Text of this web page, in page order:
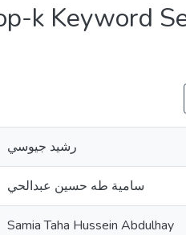
k Keyword
رشيد جيوسي
سامية طه حسين عبدالحي
Samia Taha Hussein Abdulhay